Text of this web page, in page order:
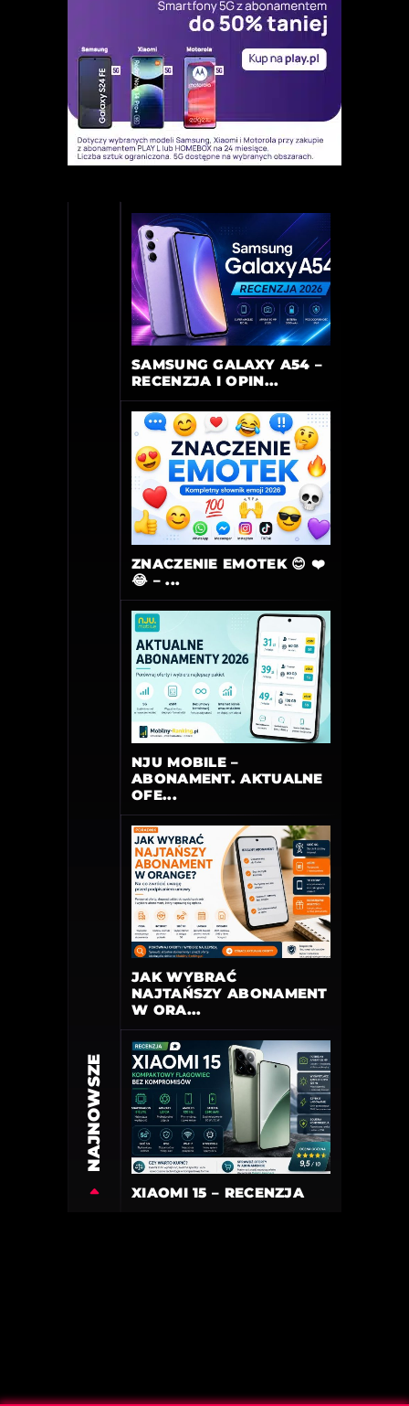
NAJNOWSZE
SAMSUNG GALAXY A54 –
RECENZJA I OPIN...
ZNACZENIE EMOTEK 😊 ❤️
😂 – ...
NJU MOBILE –
ABONAMENT. AKTUALNE
OFE...
JAK WYBRAĆ
NAJTAŃSZY ABONAMENT
W ORA...
XIAOMI 15 – RECENZJA